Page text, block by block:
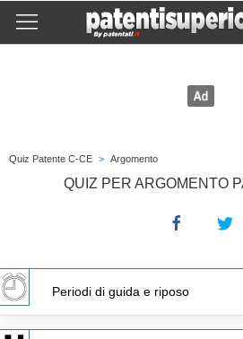
Quiz Patente C-CE > Argomento
QUIZ PER ARGOMENTO
Periodi di guida e riposo